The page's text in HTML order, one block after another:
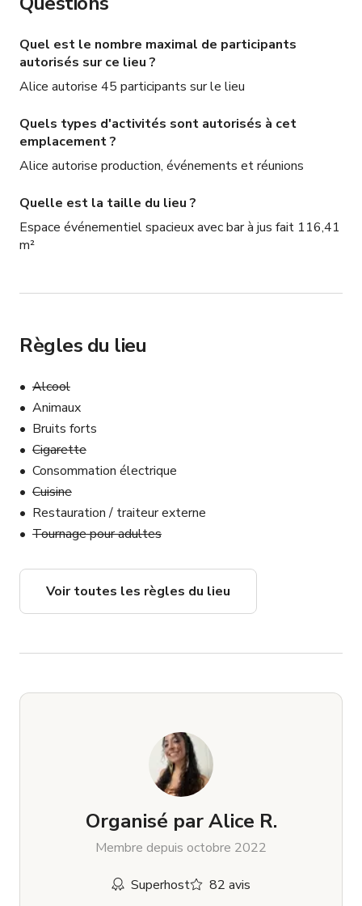
Quel est le nombre maximal de participants
autorisés sur ce lieu ?
Alice autorise 45 participants sur le lieu
Quels types d'activités sont autorisés à cet
emplacement ?
Alice autorise production, événements et réunions
Quelle est la taille du lieu ?
Espace événementiel spacieux avec bar à jus fait 116,41
m²
Règles du lieu
Alcool
Animaux
Bruits forts
Cigarette
Consommation électrique
Cuisine
Restauration / traiteur externe
Tournage pour adultes
Voir toutes les règles du lieu
Organisé par Alice R.
Membre depuis octobre 2022
Superhost
82 avis